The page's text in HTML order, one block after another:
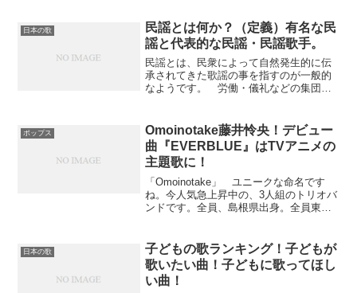
日本の歌
民謡とは何か？（定義）有名な民
謡と代表的な民謡・民謡歌手。
民謡とは、民衆によって自然発生的に伝
承されてきた歌謡の事を指すのが一般的
なようです。 労働・儀礼などの集団の
す。 素朴な生活感情を反映したものが
多く、地域特性が強いもの...
ポップス
Omoinotake藤井怜央！デビュー
曲『EVERBLUE』はTVアニメの
主題歌に！
「Omoinotake」 ユニークな命名です
ね。今人気急上昇中の、3人組のトリオバ
ンドです。全員、島根県出身。全員東京
るのは珍しく、人気の秘密でもありま
す。 (adsb...
日本の歌
子どもの歌ランキング！子どもが
歌いたい曲！子どもに歌ってほし
い曲！